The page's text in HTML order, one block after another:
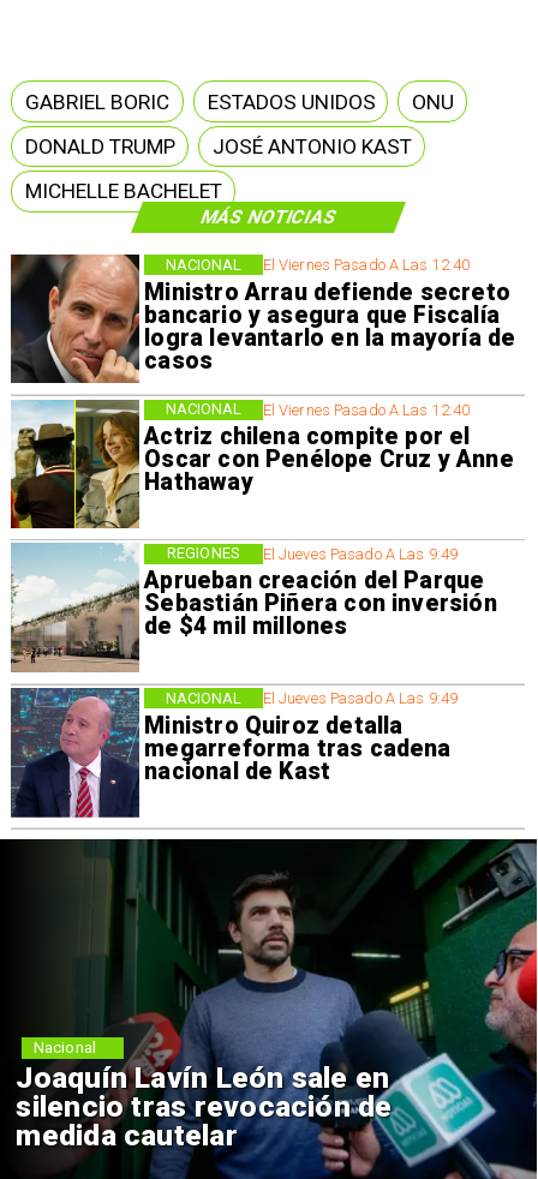
MÁS NOTICIAS
El Viernes Pasado A Las 12:40
Ministro Arrau defiende secreto
bancario y asegura que Fiscalía
logra levantarlo en la mayoría de
casos
NACIONAL
El Viernes Pasado A Las 12:40
Actriz chilena compite por el
Oscar con Penélope Cruz y Anne
Hathaway
NACIONAL
El Jueves Pasado A Las 9:49
Aprueban creación del Parque
Sebastián Piñera con inversión
de $4 mil millones
REGIONES
El Jueves Pasado A Las 9:49
Ministro Quiroz detalla
megarreforma tras cadena
nacional de Kast
NACIONAL
GABRIEL BORIC ESTADOS UNIDOS
ONU
DONALD TRUMP
JOSÉ ANTONIO KAST
MICHELLE BACHELET
Joaquín Lavín León sale en
silencio tras revocación de
medida cautelar
Nacional